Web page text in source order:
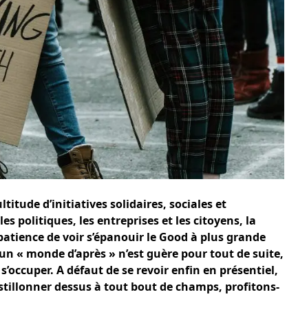
d’initiatives solidaires, sociales et
politiques, les entreprises et les citoyens, la
de voir s’épanouir le Good à plus grande
« monde d’après » n’est guère pour tout de suite,
A défaut de se revoir enfin en présentiel,
dessus à tout bout de champs, profitons-